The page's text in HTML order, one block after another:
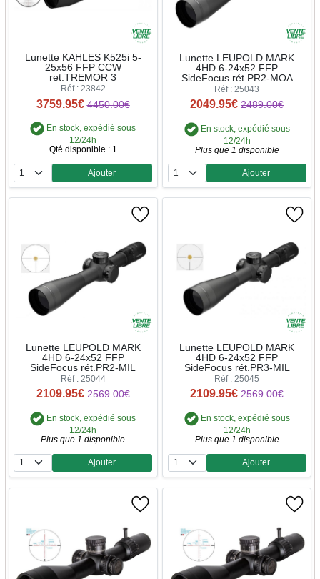
Lunette KAHLES K525i 5-
25x56 FFP CCW
ret.TREMOR 3
Réf : 23842
3759.95€ 4450.00€
En stock, expédié sous
12/24h
Qté disponible : 1
Quantité
Ajouter
Lunette LEUPOLD MARK
4HD 6-24x52 FFP
SideFocus rét.PR2-MOA
Réf : 25043
2049.95€ 2489.00€
En stock, expédié sous
12/24h
Plus que 1 disponible
Quantité
Ajouter
Lunette LEUPOLD MARK
4HD 6-24x52 FFP
SideFocus rét.PR2-MIL
Réf : 25044
2109.95€ 2569.00€
En stock, expédié sous
12/24h
Plus que 1 disponible
Quantité
Ajouter
Lunette LEUPOLD MARK
4HD 6-24x52 FFP
SideFocus rét.PR3-MIL
Réf : 25045
2109.95€ 2569.00€
En stock, expédié sous
12/24h
Plus que 1 disponible
Quantité
Ajouter